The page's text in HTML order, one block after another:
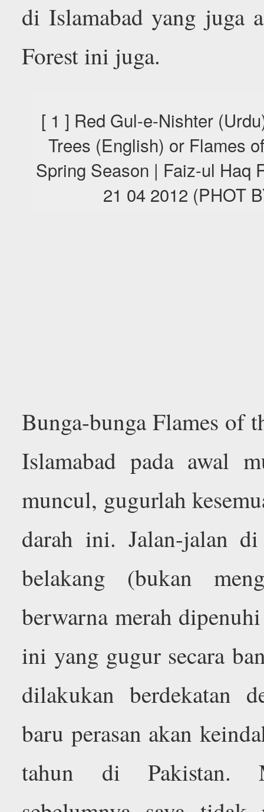
di Islamabad yang juga
Forest ini juga.
[ 1 ] Red Gul-e-Nishter
Trees (English) or Flames
Spring Season | Faiz-ul Haq
21 04 2012 (PHOT
Bunga-bunga Flames of
Islamabad pada awal
muncul, gugurlah
darah ini. Jalan-jalan
belakang (bukan
berwarna merah
ini yang gugur secara
dilakukan berdekatan
baru perasan akan
tahun di Pakistan.